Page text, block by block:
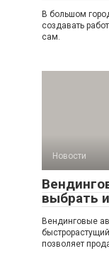
В большом
создавать
сам.
Новости
выбрать
Вендинговые
позволяет